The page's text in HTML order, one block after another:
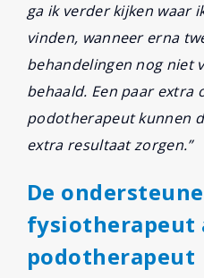
ga ik verder kijken waar
vinden, wanneer erna
behandelingen nog niet
behaald. Een paar extra
podotherapeut kunnen
extra resultaat zorgen.”
De
fysiotherapeut
podotherapeut